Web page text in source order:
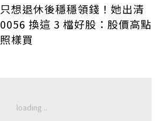
只想退休後穩穩領錢！她出清
0056 換這 3 檔好股：股價高點
照樣買